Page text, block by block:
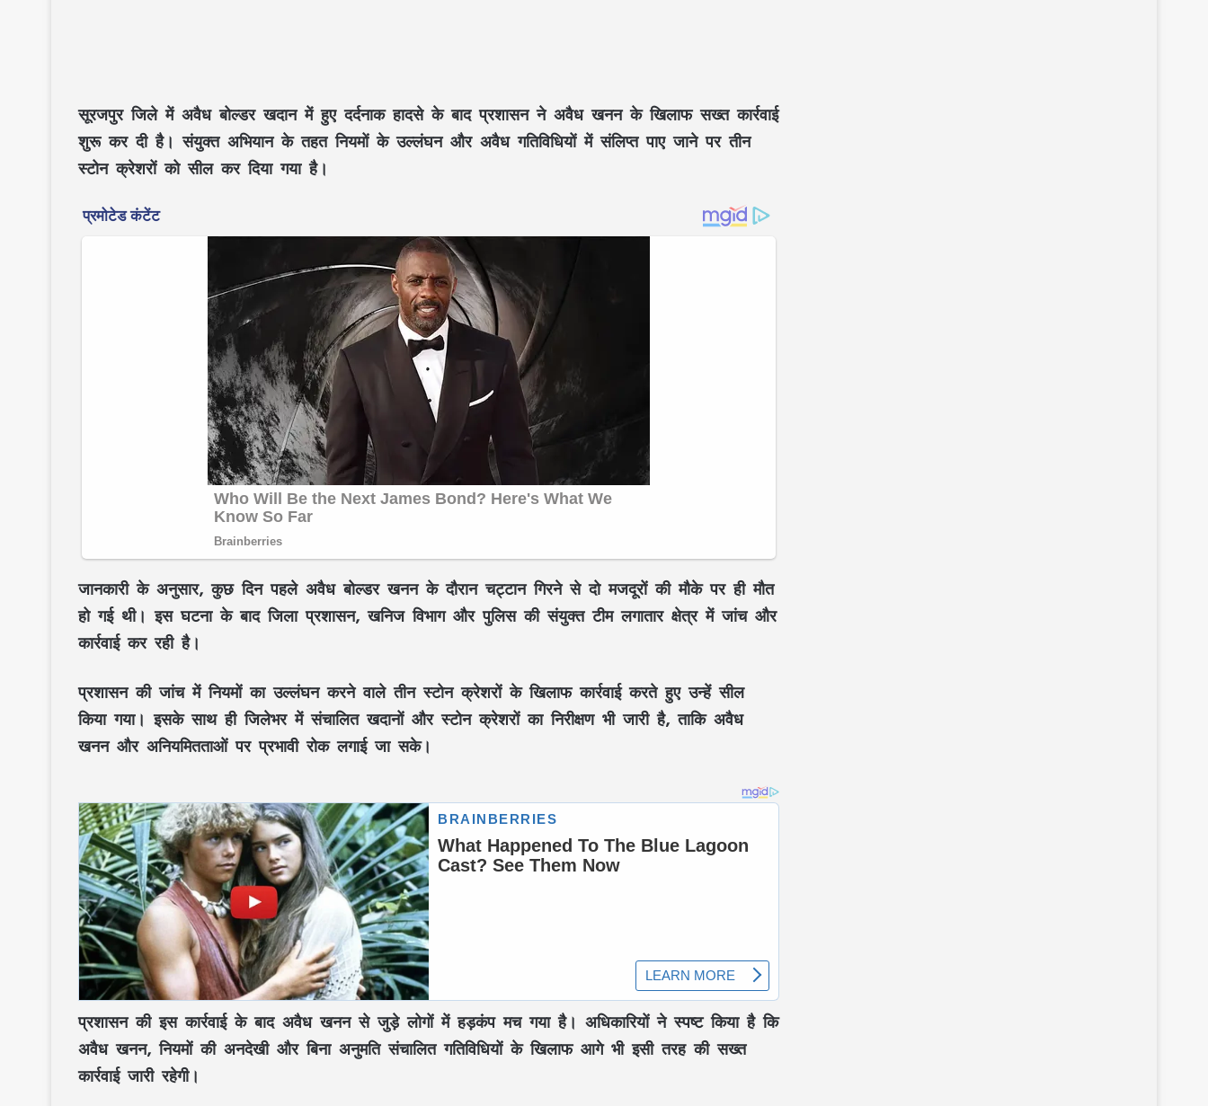
सूरजपुर जिले में अवैध बोल्डर खदान में हुए दर्दनाक हादसे के बाद प्रशासन ने अवैध खनन के खिलाफ सख्त कार्रवाई
शुरू कर दी है। संयुक्त अभियान के तहत नियमों के उल्लंघन और अवैध गतिविधियों में संलिप्त पाए जाने पर तीन
स्टोन क्रेशरों को सील कर दिया गया है।
जानकारी के अनुसार, कुछ दिन पहले अवैध बोल्डर खनन के दौरान चट्टान गिरने से दो मजदूरों की मौके पर ही मौत
हो गई थी। इस घटना के बाद जिला प्रशासन, खनिज विभाग और पुलिस की संयुक्त टीम लगातार क्षेत्र में जांच और
कार्रवाई कर रही है।
प्रशासन की जांच में नियमों का उल्लंघन करने वाले तीन स्टोन क्रेशरों के खिलाफ कार्रवाई करते हुए उन्हें सील
किया गया। इसके साथ ही जिलेभर में संचालित खदानों और स्टोन क्रेशरों का निरीक्षण भी जारी है, ताकि अवैध
खनन और अनियमितताओं पर प्रभावी रोक लगाई जा सके।
प्रशासन की इस कार्रवाई के बाद अवैध खनन से जुड़े लोगों में हड़कंप मच गया है। अधिकारियों ने स्पष्ट किया है कि
अवैध खनन, नियमों की अनदेखी और बिना अनुमति संचालित गतिविधियों के खिलाफ आगे भी इसी तरह की सख्त
कार्रवाई जारी रहेगी।
आया, आरोपों को बताया बेबुनियाद
शिवनाथ नदी में मिला युवक का शव, गुमशुदगी
से जोड़कर जांच में जुटी पुलिस